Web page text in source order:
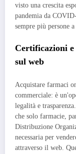
visto una crescita
pandemia da
sempre più persone
Certificazioni
sul web
Acquistare farmaci
commerciale: è
legalità e
che solo farmacie,
Distribuzione
necessaria per
attraverso il web.